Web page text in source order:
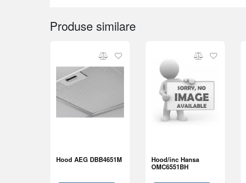
Produse similare
Hood AEG DBB4651M Hood/inc Hansa
OMC6551BH